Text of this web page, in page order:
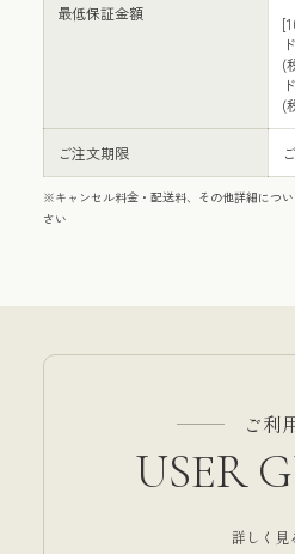
最低保証金額
(
(
ご注文期限
※キャンセル料金・配送料、その他詳細につい
さい
ご利
USER
詳しく見